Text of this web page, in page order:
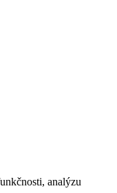
analýzu